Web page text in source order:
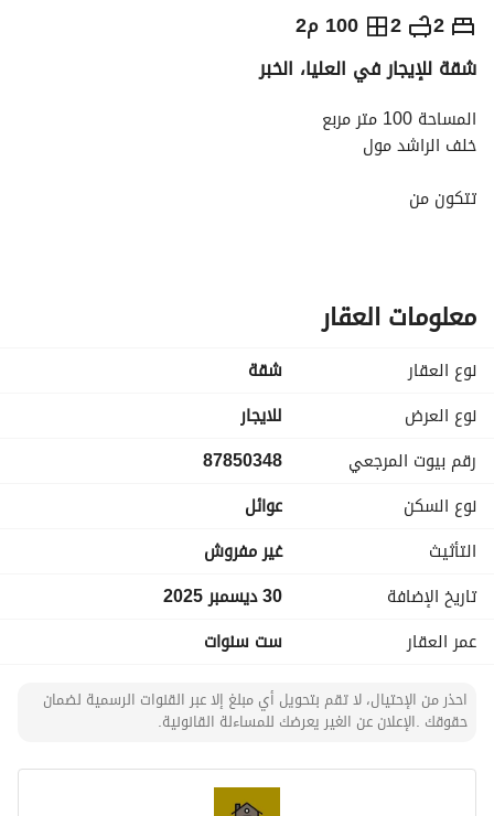
2
2 100 م2 ⃁
4,000سنوياً
الإعلان الاماكن القريبة
شقة للإيجار في العليا، الخبر
المساحة 100 متر مربع
خلف الراشد مول
تتكون من
معلومات العقار
نوع العقار
شقة
نوع العرض
للايجار
رقم بيوت المرجعي
87850348
نوع السكن
عوائل
التأثيث
غير مفروش
تاريخ الإضافة
30 ديسمبر 2025
عمر العقار
ست سنوات
احذر من الإحتيال، لا تقم بتحويل أي مبلغ إلا عبر القنوات الرسمية لضمان
حقوقك .الإعلان عن الغير يعرضك للمساءلة القانونية.